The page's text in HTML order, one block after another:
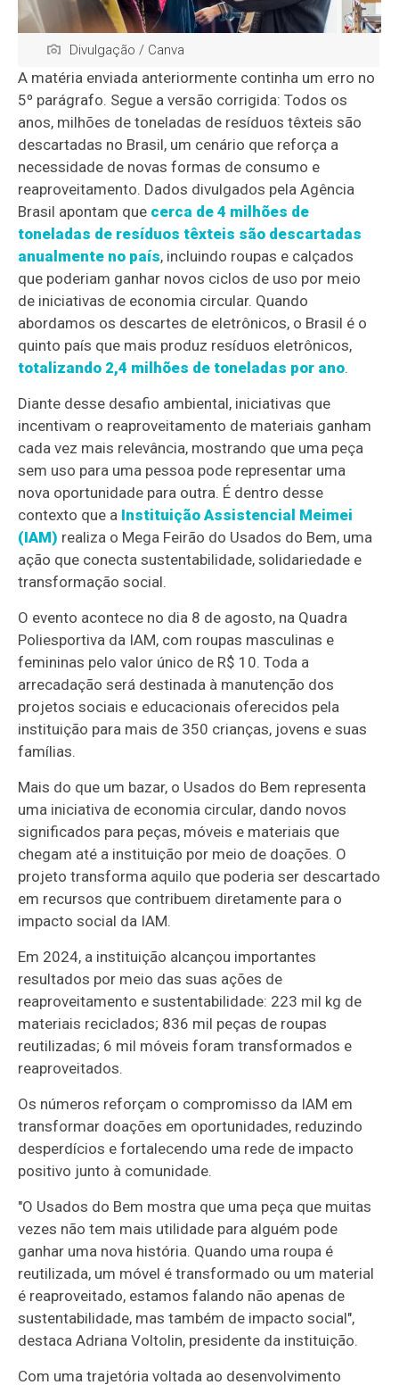
Divulgação / Canva
A matéria enviada anteriormente continha um erro no
5º parágrafo. Segue a versão corrigida: Todos os
anos, milhões de toneladas de resíduos têxteis são
descartadas no Brasil, um cenário que reforça a
necessidade de novas formas de consumo e
reaproveitamento. Dados divulgados pela Agência
Brasil apontam que cerca de 4 milhões de
toneladas de resíduos têxteis são descartadas
anualmente no país, incluindo roupas e calçados
que poderiam ganhar novos ciclos de uso por meio
de iniciativas de economia circular. Quando
abordamos os descartes de eletrônicos, o Brasil é o
quinto país que mais produz resíduos eletrônicos,
totalizando 2,4 milhões de toneladas por ano.
Diante desse desafio ambiental, iniciativas que
incentivam o reaproveitamento de materiais ganham
cada vez mais relevância, mostrando que uma peça
sem uso para uma pessoa pode representar uma
nova oportunidade para outra. É dentro desse
contexto que a Instituição Assistencial Meimei
(IAM) realiza o Mega Feirão do Usados do Bem, uma
ação que conecta sustentabilidade, solidariedade e
transformação social.
O evento acontece no dia 8 de agosto, na Quadra
Poliesportiva da IAM, com roupas masculinas e
femininas pelo valor único de R$ 10. Toda a
arrecadação será destinada à manutenção dos
projetos sociais e educacionais oferecidos pela
instituição para mais de 350 crianças, jovens e suas
famílias.
Mais do que um bazar, o Usados do Bem representa
uma iniciativa de economia circular, dando novos
significados para peças, móveis e materiais que
chegam até a instituição por meio de doações. O
projeto transforma aquilo que poderia ser descartado
em recursos que contribuem diretamente para o
impacto social da IAM.
Em 2024, a instituição alcançou importantes
resultados por meio das suas ações de
reaproveitamento e sustentabilidade: 223 mil kg de
materiais reciclados; 836 mil peças de roupas
reutilizadas; 6 mil móveis foram transformados e
reaproveitados.
Os números reforçam o compromisso da IAM em
transformar doações em oportunidades, reduzindo
desperdícios e fortalecendo uma rede de impacto
positivo junto à comunidade.
"O Usados do Bem mostra que uma peça que muitas
vezes não tem mais utilidade para alguém pode
ganhar uma nova história. Quando uma roupa é
reutilizada, um móvel é transformado ou um material
é reaproveitado, estamos falando não apenas de
sustentabilidade, mas também de impacto social",
destaca Adriana Voltolin, presidente da instituição.
Com uma trajetória voltada ao desenvolvimento